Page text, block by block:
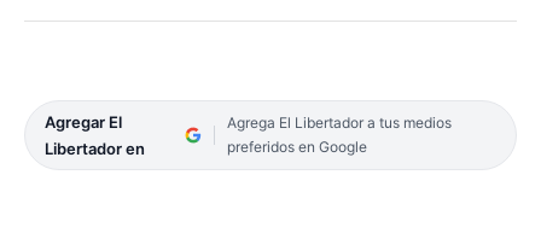
Agregar El
Libertador en
Agrega El Libertador a tus medios
preferidos en Google